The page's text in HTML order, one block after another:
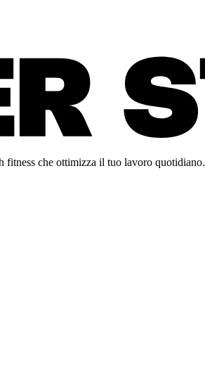
fitness che ottimizza il tuo lavoro quotidiano.